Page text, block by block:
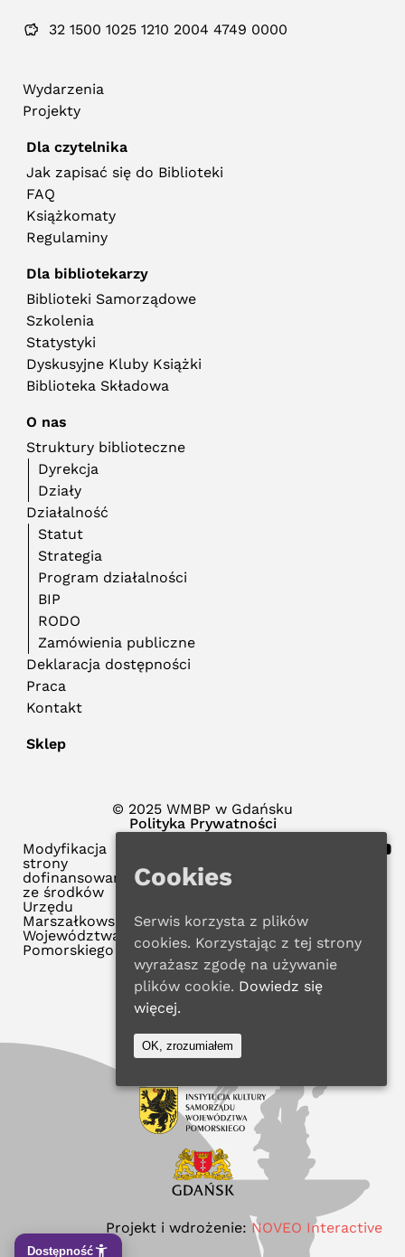
32 1500 1025 1210 2004 4749 0000
Wydarzenia
Projekty
Dla czytelnika
Jak zapisać się do Biblioteki
FAQ
Książkomaty
Regulaminy
Dla bibliotekarzy
Biblioteki Samorządowe
Szkolenia
Statystyki
Dyskusyjne Kluby Książki
Biblioteka Składowa
O nas
Struktury biblioteczne
Dyrekcja
Działy
Działalność
Statut
Strategia
Program działalności
BIP
RODO
Zamówienia publiczne
Deklaracja dostępności
Praca
Kontakt
Sklep
© 2025 WMBP w Gdańsku
Polityka Prywatności
Modyfikacja
strony
dofinansowana
ze środków
Urzędu
Marszałkowskiego
Województwa
Pomorskiego
Projekt i wdrożenie: NOVEO Interactive
Dostępność
Cookies
Serwis korzysta z plików
cookies. Korzystając z tej strony
wyrażasz zgodę na używanie
plików cookie. Dowiedz się
więcej.
OK, zrozumiałem